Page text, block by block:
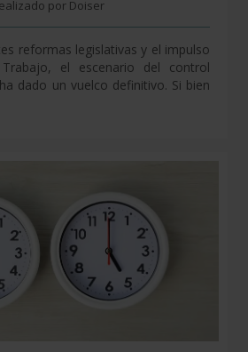
por Doiser
reformas legislativas y el impulso
el escenario del control
dado un vuelco definitivo. Si bien